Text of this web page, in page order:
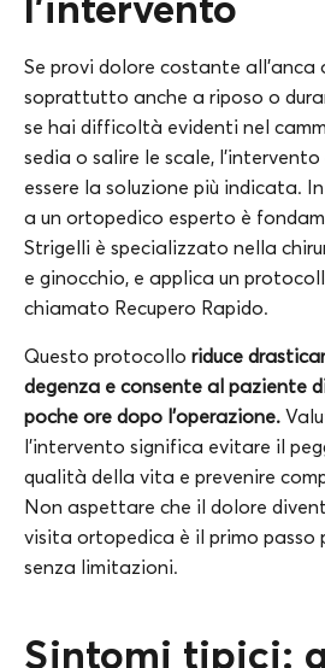
Se provi dolore costante all’anca
soprattutto anche a riposo o
se hai difficoltà evidenti nel
sedia o salire le scale,
essere la soluzione più indicata.
a un ortopedico esperto è
Strigelli è specializzato nella
e ginocchio, e applica un
chiamato Recupero Rapido.
Questo protocollo riduce
degenza e consente al paziente
poche ore dopo l’operazione.
l’intervento significa evitare il
qualità della vita e prevenire
Non aspettare che il dolore
visita ortopedica è il primo passo
senza limitazioni.
Sintomi tipici: